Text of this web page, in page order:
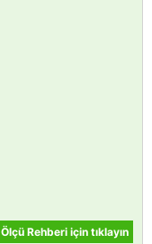
Ölçü Rehberi için tıklayın